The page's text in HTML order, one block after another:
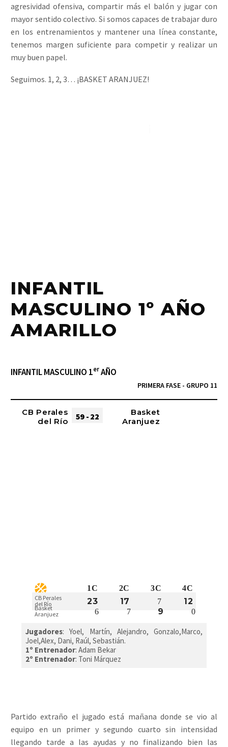
agresividad ofensiva, compartir más el balón y jugar con
mayor sentido colectivo. Si somos capaces de trabajar duro
en los entrenamientos y mantener una línea constante,
tenemos margen suficiente para competir y realizar un
muy buen papel.
Seguimos. 1, 2, 3… ¡BASKET ARANJUEZ!
INFANTIL
MASCULINO 1º AÑO
AMARILLO
INFANTIL MASCULINO 1erAÑO
PRIMERA FASE - GRUPO 11
CB Perales
del Río
59 - 22
Basket
Aranjuez
1C 2C 3C 4C
CB Perales
del Río
23 17 7 12
Basket
Aranjuez
6 7 9 0
Jugadores:Yoel, Martín, Alejandro, Gonzalo,Marco,
Joel,Alex, Dani, Raúl, Sebastián.
1º Entrenador: Adam Bekar
2º Entrenador: Toni Márquez
Partido extraño el jugado está mañana donde se vio al
equipo en un primer y segundo cuarto sin intensidad
llegando tarde a las ayudas y no finalizando bien las